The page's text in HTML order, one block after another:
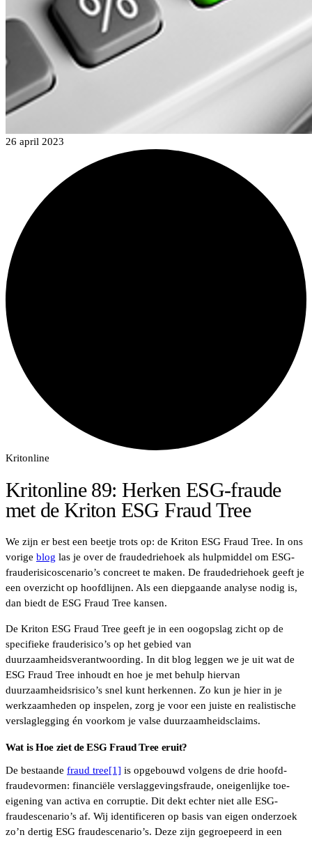
26 april 2023
Kritonline
Kritonline 89: Herken ESG-fraude
met de Kriton ESG Fraud Tree
We zijn er best een beetje trots op: de Kriton ESG Fraud Tree. In ons
vorige blog las je over de fraudedriehoek als hulpmiddel om ESG-
frauderisicoscenario’s concreet te maken. De fraudedriehoek geeft je
een overzicht op hoofdlijnen. Als een diepgaande analyse nodig is,
dan biedt de ESG Fraud Tree kansen.
De Kriton ESG Fraud Tree geeft je in een oogopslag zicht op de
specifieke frauderisico’s op het gebied van
duurzaamheidsverantwoording. In dit blog leggen we je uit wat de
ESG Fraud Tree inhoudt en hoe je met behulp hiervan
duurzaamheidsrisico’s snel kunt herkennen. Zo kun je hier in je
werkzaamheden op inspelen, zorg je voor een juiste en realistische
verslaglegging én voorkom je valse duurzaamheidsclaims.
Wat is Hoe ziet de ESG Fraud Tree eruit?
De bestaande fraud tree[1] is opgebouwd volgens de drie hoofd-
fraudevormen: financiële verslaggevingsfraude, oneigenlijke toe-
eigening van activa en corruptie. Dit dekt echter niet alle ESG-
fraudescenario’s af. Wij identificeren op basis van eigen onderzoek
zo’n dertig ESG fraudescenario’s. Deze zijn gegroepeerd in een